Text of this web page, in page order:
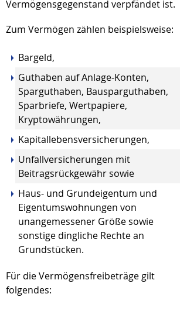
Vermögensgegenstand verpfändet ist.
Zum Vermögen zählen beispielsweise:
Bargeld,
Guthaben auf Anlage-Konten,
Sparguthaben, Bausparguthaben,
Sparbriefe, Wertpapiere,
Kryptowährungen,
Kapitallebensversicherungen,
Unfallversicherungen mit
Beitragsrückgewähr sowie
Haus- und Grundeigentum und
Eigentumswohnungen von
unangemessener Größe sowie
sonstige dingliche Rechte an
Grundstücken.
Für die Vermögensfreibeträge gilt
folgendes: